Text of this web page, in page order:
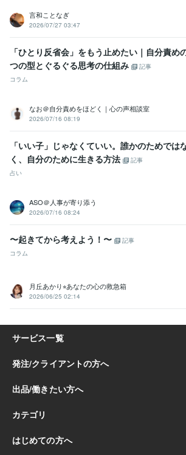
言和ことなぎ
2026/07/27 03:47
「ひとり反省会」をもう止めたい｜自分責め
つの型とぐるぐる思考の仕組み
記事
コラム
なお＠自分責めをほどく｜心の声相談室
2026/07/16 08:19
「いい子」じゃなくていい。誰かのためでは
く、自分のために生きる方法
記事
占い
ASO＠人事が寄り添う
2026/07/16 08:24
〜起きてから考えよう！〜
記事
コラム
月丘あかり⭐︎あなたの心の救急箱
2026/06/25 02:14